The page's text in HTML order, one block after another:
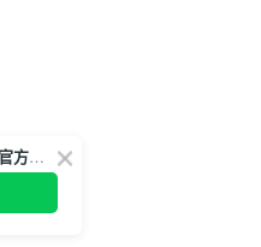
歡迎訂閱我們的LINE 官方帳號